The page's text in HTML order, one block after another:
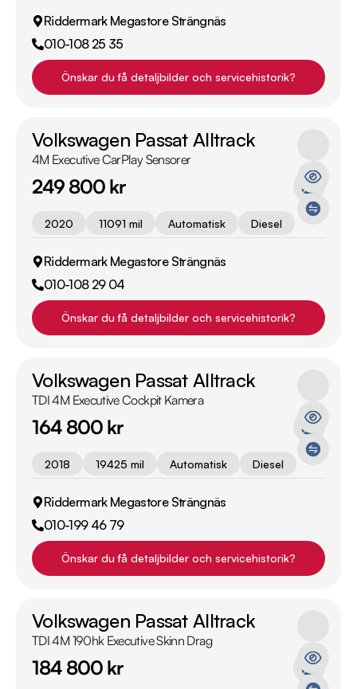
Riddermark Megastore Strängnäs
010-108 25 35
Önskar du få detaljbilder och servicehistorik?
Volkswagen Passat Alltrack
4M Executive CarPlay Sensorer
249 800 kr
2020 11091 mil Automatisk Diesel
Riddermark Megastore Strängnäs
010-108 29 04
Önskar du få detaljbilder och servicehistorik?
Volkswagen Passat Alltrack
TDI 4M Executive Cockpit Kamera
164 800 kr
2018 19425 mil Automatisk Diesel
Riddermark Megastore Strängnäs
010-199 46 79
Önskar du få detaljbilder och servicehistorik?
Volkswagen Passat Alltrack
TDI 4M 190hk Executive Skinn Drag
184 800 kr